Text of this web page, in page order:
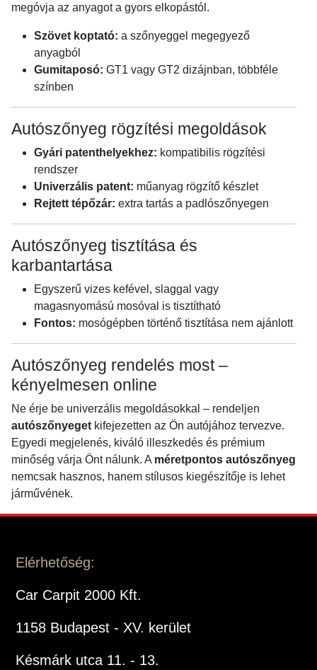
megóvja az anyagot a gyors elkopástól.
Szövet koptató: a szőnyeggel megegyező
anyagból
Gumitaposó: GT1 vagy GT2 dizájnban, többféle
színben
Autószőnyeg rögzítési megoldások
Gyári patenthelyekhez: kompatibilis rögzítési
rendszer
Univerzális patent: műanyag rögzítő készlet
Rejtett tépőzár: extra tartás a padlószőnyegen
Autószőnyeg tisztítása és
karbantartása
Egyszerű vizes kefével, slaggal vagy
magasnyomású mosóval is tisztítható
Fontos: mosógépben történő tisztítása nem ajánlott
Autószőnyeg rendelés most –
kényelmesen online
Ne érje be univerzális megoldásokkal – rendeljen
autószőnyeget kifejezetten az Ön autójához tervezve.
Egyedi megjelenés, kiváló illeszkedés és prémium
minőség várja Önt nálunk. A méretpontos autószőnyeg
nemcsak hasznos, hanem stílusos kiegészítője is lehet
járművének.
Elérhetőség:
Car Carpit 2000 Kft.
1158 Budapest - XV. kerület
Késmárk utca 11. - 13.